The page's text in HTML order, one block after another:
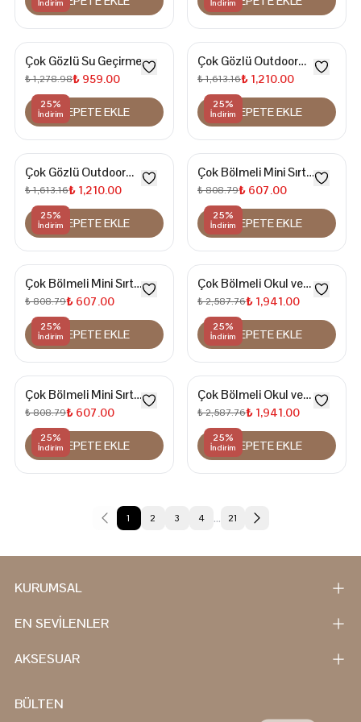
İndirim İndirim
25%
İndirim
Çok Gözlü Su Geçirmez
Doğa Dostu Bel Çantası
₺ 1,278.98₺ 959.00
SEPETE EKLE
25%
İndirim
Çok Gözlü Outdoor
Trekking Seyahat Spor
Çantası
₺ 1,613.16₺ 1,210.00
SEPETE EKLE
25%
İndirim
Çok Gözlü Outdoor
Trekking Seyahat Spor
Çantası
₺ 1,613.16₺ 1,210.00
SEPETE EKLE
25%
İndirim
Çok Bölmeli Mini Sırt
Çantası
₺ 808.79₺ 607.00
SEPETE EKLE
25%
İndirim
Çok Bölmeli Mini Sırt
Çantası
₺ 808.79₺ 607.00
SEPETE EKLE
25%
İndirim
Çok Bölmeli Okul ve
Günlük Kullanım İçin 15.6
İnç Laptop Bölmeli Su
Geçirmez Sırt Çantası
₺ 2,587.76₺ 1,941.00
SEPETE EKLE
25%
İndirim
Çok Bölmeli Mini Sırt
Çantası
₺ 808.79₺ 607.00
SEPETE EKLE
25%
İndirim
Çok Bölmeli Okul ve
Günlük Kullanım İçin 15.6
İnç Laptop Bölmeli Su
Geçirmez Sırt Çantası
₺ 2,587.76₺ 1,941.00
SEPETE EKLE
1 2 3 4 … 21
KURUMSAL
EN SEVİLENLER
AKSESUAR
BÜLTEN